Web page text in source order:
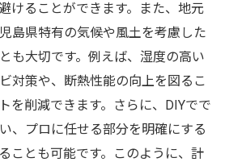
けることができます。また、地元
島県特有の気候や風土を考慮した
も大切です。例えば、湿度の高い
対策や、断熱性能の向上を図るこ
を削減できます。さらに、DIYでで
、プロに任せる部分を明確にする
ことも可能です。このように、計